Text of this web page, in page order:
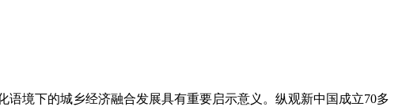
境下的城乡经济融合发展具有重要启示意义。纵观新中国成立70多